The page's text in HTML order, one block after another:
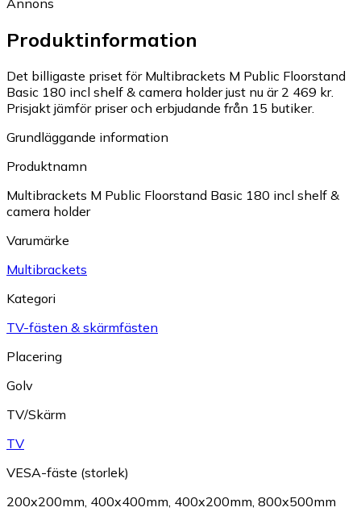
Annons
Produktinformation
Det billigaste priset för Multibrackets M Public Floorstand
Basic 180 incl shelf & camera holder just nu är 2 469 kr.
Prisjakt jämför priser och erbjudande från 15 butiker.
Grundläggande information
Produktnamn
Multibrackets M Public Floorstand Basic 180 incl shelf &
camera holder
Varumärke
Multibrackets
Kategori
TV-fästen & skärmfästen
Placering
Golv
TV/Skärm
TV
VESA-fäste (storlek)
200x200mm, 400x400mm, 400x200mm, 800x500mm